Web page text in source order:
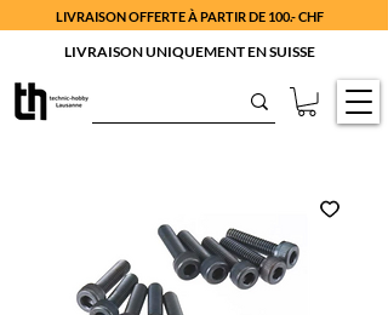
LIVRAISON OFFERTE À PARTIR DE 100.- CHF
LIVRAISON UNIQUEMENT EN SUISSE